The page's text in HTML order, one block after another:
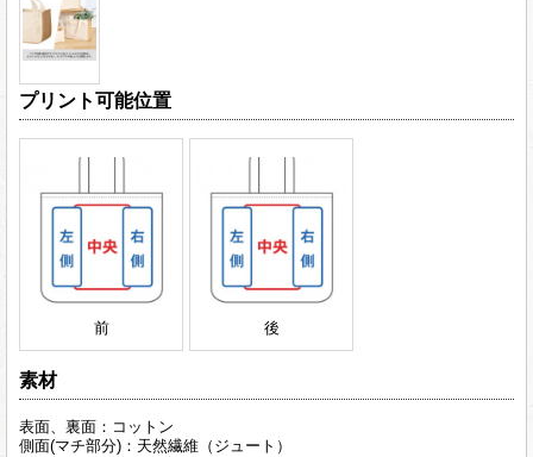
プリント可能位置
前 後
素材
表面、裏面：コットン
側面(マチ部分)：天然繊維（ジュート）